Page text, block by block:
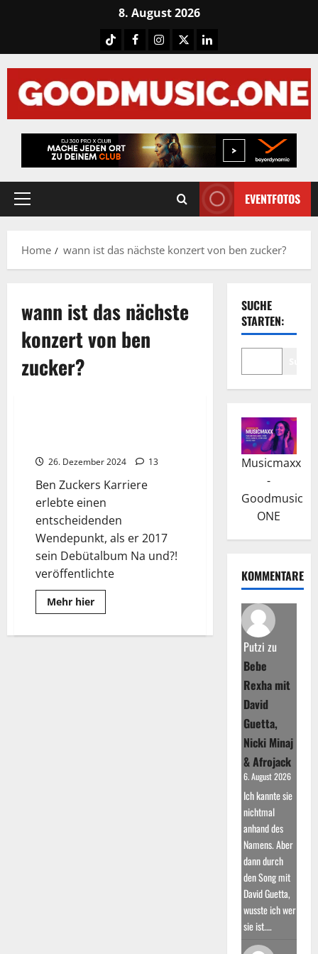
8. August 2026
TiktokFacebook
Instagram
X LinkedIN
Primary
EVENTFOTOS
Home wann ist das nächste konzert von ben zucker?
wann ist das nächste
konzert von ben
zucker?
2025
26. Dezember 2024 13
Ben Zuckers Karriere
erlebte einen
entscheidenden
Wendepunkt, als er 2017
sein Debütalbum Na und?!
veröffentlichte
Mehr hierRead
more
Zucker:
SUCHE
STARTEN:
Musicmaxx
-
Goodmusic
ONE
KOMMENTARE
Putzi zu
Bebe
Rexha mit
David
Guetta,
Nicki Minaj
& Afrojack
6. August 2026
Ich kannte sie
nichtmal
anhand des
Namens. Aber
dann durch
den Song mit
David Guetta,
wusste ich wer
sie ist.…